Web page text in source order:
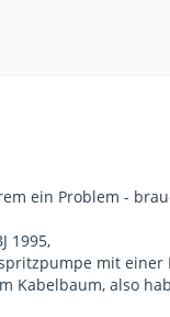
ein Problem -
1995,
mit
Kabelbaum, also